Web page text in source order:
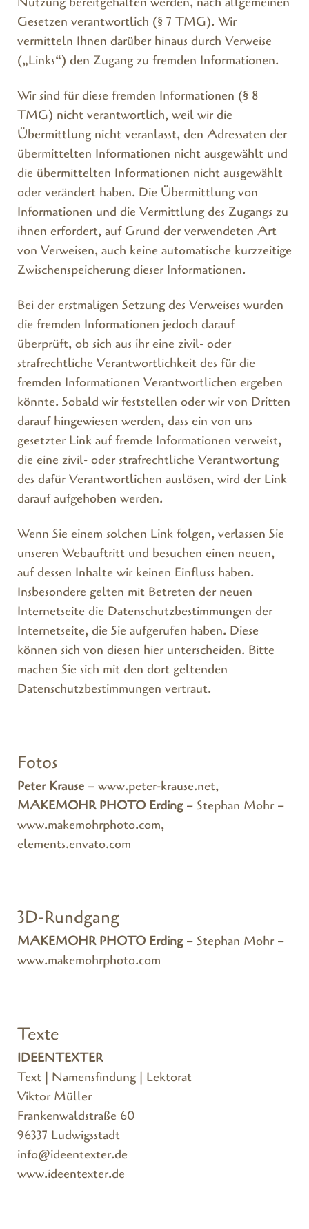
Gesetzen verantwortlich (§ 7 TMG). Wir
vermitteln Ihnen darüber hinaus durch Verweise
(„Links“) den Zugang zu fremden Informationen.
Wir sind für diese fremden Informationen (§ 8
TMG) nicht verantwortlich, weil wir die
Übermittlung nicht veranlasst, den Adressaten der
übermittelten Informationen nicht ausgewählt und
die übermittelten Informationen nicht ausgewählt
oder verändert haben. Die Übermittlung von
Informationen und die Vermittlung des Zugangs zu
ihnen erfordert, auf Grund der verwendeten Art
von Verweisen, auch keine automatische kurzzeitige
Zwischenspeicherung dieser Informationen.
Bei der erstmaligen Setzung des Verweises wurden
die fremden Informationen jedoch darauf
überprüft, ob sich aus ihr eine zivil- oder
strafrechtliche Verantwortlichkeit des für die
fremden Informationen Verantwortlichen ergeben
könnte. Sobald wir feststellen oder wir von Dritten
darauf hingewiesen werden, dass ein von uns
gesetzter Link auf fremde Informationen verweist,
die eine zivil- oder strafrechtliche Verantwortung
des dafür Verantwortlichen auslösen, wird der Link
darauf aufgehoben werden.
Wenn Sie einem solchen Link folgen, verlassen Sie
unseren Webauftritt und besuchen einen neuen,
auf dessen Inhalte wir keinen Einfluss haben.
Insbesondere gelten mit Betreten der neuen
Internetseite die Datenschutzbestimmungen der
Internetseite, die Sie aufgerufen haben. Diese
können sich von diesen hier unterscheiden. Bitte
machen Sie sich mit den dort geltenden
Datenschutzbestimmungen vertraut.
Fotos
Peter Krause – www.peter-krause.net,
MAKEMOHR PHOTO Erding– Stephan Mohr –
www.makemohrphoto.com,
elements.envato.com
3D-Rundgang
MAKEMOHR PHOTO Erding– Stephan Mohr –
www.makemohrphoto.com
Texte
IDEENTEXTER
Text | Namensfindung | Lektorat
Viktor Müller
Frankenwaldstraße 60
96337 Ludwigsstadt
info@ideentexter.de
www.ideentexter.de